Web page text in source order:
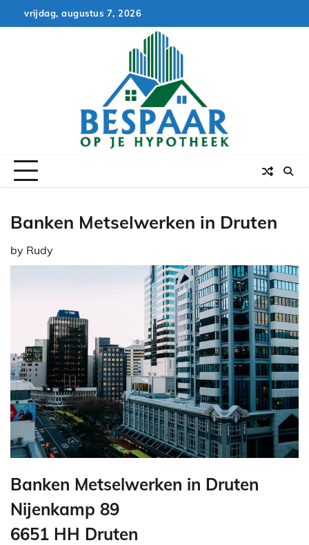
to
vrijdag, augustus 7, 2026
Banken Metselwerken in Druten
by Rudy
Banken Metselwerken in Druten
Nijenkamp 89
6651 HH Druten